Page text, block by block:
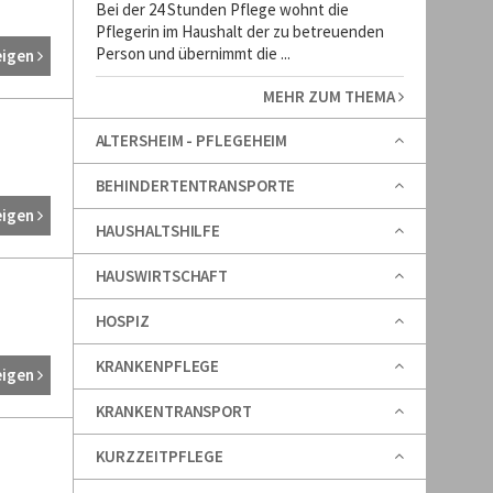
Bei der 24 Stunden Pflege wohnt die
Pflegerin im Haushalt der zu betreuenden
Person und übernimmt die ...
MEHR ZUM THEMA
ALTERSHEIM - PFLEGEHEIM
BEHINDERTENTRANSPORTE
HAUSHALTSHILFE
HAUSWIRTSCHAFT
HOSPIZ
KRANKENPFLEGE
KRANKENTRANSPORT
KURZZEITPFLEGE